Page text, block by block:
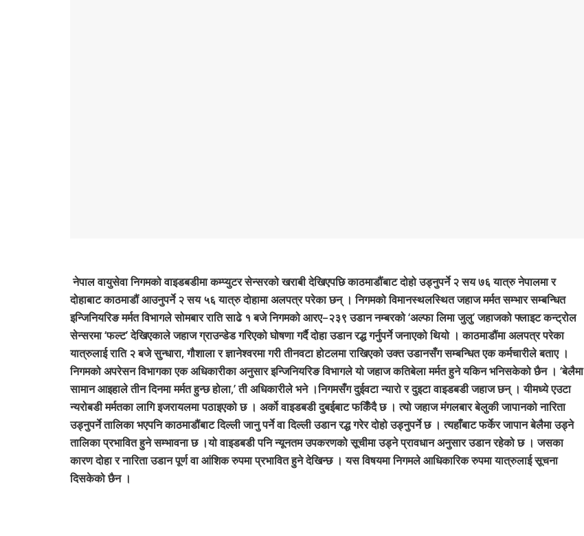
नेपाल वायुसेवा निगमको वाइडबडीमा कम्प्युटर सेन्सरको खराबी देखिएपछि काठमाडौंबाट दोहो उड्नुपर्ने २ सय ७६ यात्रु नेपालमा र
दोहाबाट काठमाडौं आउनुपर्ने २ सय ५६ यात्रु दोहामा अलपत्र परेका छन् । निगमको विमानस्थलस्थित जहाज मर्मत सम्भार सम्बन्धित
इन्जिनियरिङ मर्मत विभागले सोमबार राति साढे १ बजे निगमको आरए–२३९ उडान नम्बरको ‘अल्फा लिमा जुलु’ जहाजको फ्लाइट कन्ट्रोल
सेन्सरमा ‘फल्ट’ देखिएकाले जहाज ग्राउन्डेड गरिएको घोषणा गर्दै दोहा उडान रद्ध गर्नुपर्ने जनाएको थियो । काठमाडौंमा अलपत्र परेका
यात्रुलाई राति २ बजे सुन्धारा, गौशाला र ज्ञानेश्वरमा गरी तीनवटा होटलमा राखिएको उक्त उडानसँग सम्बन्धित एक कर्मचारीले बताए ।
निगमको अपरेसन विभागका एक अधिकारीका अनुसार इन्जिनियरिङ विभागले यो जहाज कतिबेला मर्मत हुने यकिन भनिसकेको छैन । ‘बेलैमा
सामान आइहाले तीन दिनमा मर्मत हुन्छ होला,’ ती अधिकारीले भने ।निगमसँग दुईवटा न्यारो र दुइटा वाइडबडी जहाज छन् । यीमध्ये एउटा
न्यरोबडी मर्मतका लागि इजरायलमा पठाइएको छ । अर्को वाइडबडी दुबईबाट फर्किँदै छ । त्यो जहाज मंगलबार बेलुकी जापानको नारिता
उड्नुपर्ने तालिका भएपनि काठमाडौंबाट दिल्ली जानु पर्ने वा दिल्ली उडान रद्ध गरेर दोहो उड्नुपर्ने छ । त्यहाँबाट फर्केर जापान बेलैमा उड्ने
तालिका प्रभावित हुने सम्भावना छ ।यो वाइडबडी पनि न्यूनतम उपकरणको सूचीमा उड्ने प्रावधान अनुसार उडान रहेको छ । जसका
कारण दोहा र नारिता उडान पूर्ण वा आंशिक रुपमा प्रभावित हुने देखिन्छ । यस विषयमा निगमले आधिकारिक रुपमा यात्रुलाई सूचना
दिसकेको छैन ।